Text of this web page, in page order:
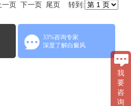
一页 下一页 尾页 转到:
33%咨询专家
深度了解白癜风
我
要
咨
询